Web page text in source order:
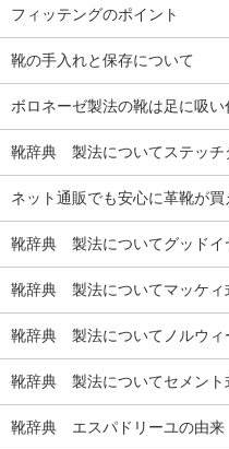
フィッテングのポイント
靴の手入れと保存について
ボロネーゼ製法の靴は足に吸い
靴辞典 製法についてステッチ
ネット通販でも安心に革靴が買
靴辞典 製法についてグッドイ
靴辞典 製法についてマッケィ
靴辞典 製法についてノルウィ
靴辞典 製法についてセメント
靴辞典 エスパドリーユの由来